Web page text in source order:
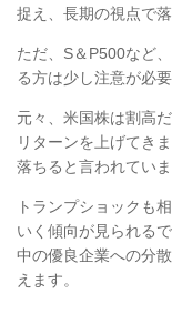
捉え、長期の視点で
ただ、 S＆ P500など
る方は少し注意が必要
元々、米国株は割高
リターンを上げてき
落ちると言われていま
トランプショックも
いく傾向が見られる
中の優良企業への分
えます。